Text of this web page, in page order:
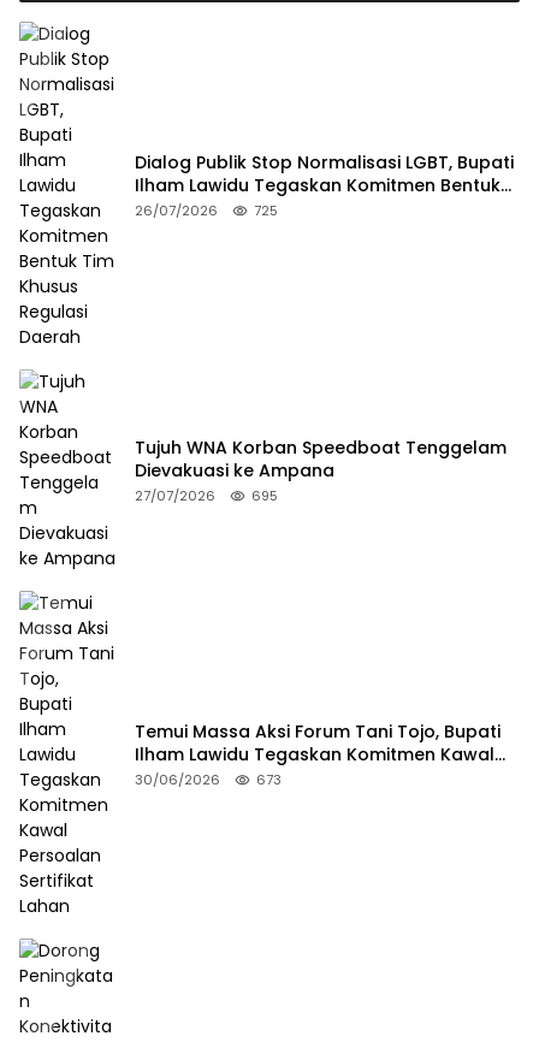
Dialog Publik Stop Normalisasi LGBT, Bupati
Ilham Lawidu Tegaskan Komitmen Bentuk
Tim Khusus Regulasi Daerah
26/07/2026 725
Tujuh WNA Korban Speedboat Tenggelam
Dievakuasi ke Ampana
27/07/2026 695
Temui Massa Aksi Forum Tani Tojo, Bupati
Ilham Lawidu Tegaskan Komitmen Kawal
Persoalan Sertifikat Lahan
30/06/2026 673